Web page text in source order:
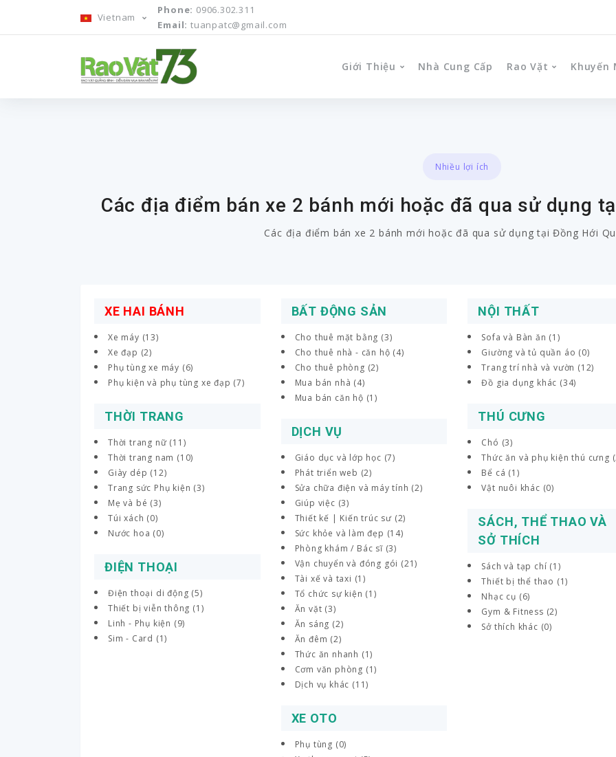
Vietnam
Phone: 0906.302.311
Email: tuanpatc@gmail.com
Giới Thiệu Nhà Cung Cấp Rao Vặt Khuyến
Nhiều lợi ích
Các địa điểm bán xe 2 bánh mới hoặc đã qua sử dụng
Các địa điểm bán xe 2 bánh mới hoặc đã qua sử dụng tại Đồng Hới
XE HAI BÁNH
Xe máy (13)
Xe đạp (2)
Phụ tùng xe máy (6)
Phụ kiện và phụ tùng xe đạp (7)
THỜI TRANG
Thời trang nữ (11)
Thời trang nam (10)
Giày dép (12)
Trang sức Phụ kiện (3)
Mẹ và bé (3)
Túi xách (0)
Nước hoa (0)
ĐIỆN THOẠI
Điện thoại di động (5)
Thiết bị viễn thông (1)
Linh - Phụ kiện (9)
Sim - Card (1)
BẤT ĐỘNG SẢN
Cho thuê mặt bằng (3)
Cho thuê nhà - căn hộ (4)
Cho thuê phòng (2)
Mua bán nhà (4)
Mua bán căn hộ (1)
DỊCH VỤ
Giáo dục và lớp học (7)
Phát triển web (2)
Sửa chữa điện và máy tính (2)
Giúp việc (3)
Thiết kế | Kiến trúc sư (2)
Sức khỏe và làm đẹp (14)
Phòng khám / Bác sĩ (3)
Vận chuyển và đóng gói (21)
Tài xế và taxi (1)
Tổ chức sự kiện (1)
Ăn vặt (3)
Ăn sáng (2)
Ăn đêm (2)
Thức ăn nhanh (1)
Cơm văn phòng (1)
Dịch vụ khác (11)
XE OTO
Phụ tùng (0)
NỘI THẤT
Sofa và Bàn ăn (1)
Giường và tủ quần áo (0)
Trang trí nhà và vườn (12)
Đồ gia dụng khác (34)
THÚ CƯNG
Chó (3)
Thức ăn và phụ kiện thú cưng
Bể cá (1)
Vật nuôi khác (0)
SÁCH, THỂ THAO VÀ
SỞ THÍCH
Sách và tạp chí (1)
Thiết bị thể thao (1)
Nhạc cụ (6)
Gym & Fitness (2)
Sở thích khác (0)